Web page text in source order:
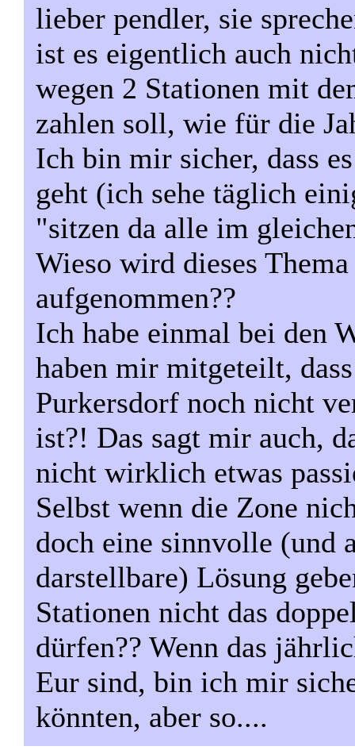
lieber pendler, sie
ist es eigentlich auch
wegen 2 Stationen mit
zahlen soll, wie für die
Ich bin mir sicher, dass
geht (ich sehe täglich
"sitzen da alle im
Wieso wird dieses
aufgenommen??
Ich habe einmal bei den
haben mir mitgeteilt,
Purkersdorf noch nicht
ist?! Das sagt mir auch,
nicht wirklich etwas
Selbst wenn die Zone
doch eine sinnvolle (und
darstellbare) Lösung
Stationen nicht das
dürfen?? Wenn das
Eur sind, bin ich mir
könnten, aber so....